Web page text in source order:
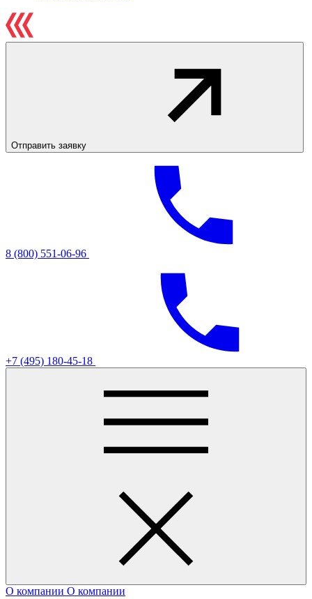
Отправить заявку
8 (800) 551-06-96
+7 (495) 180-45-18
О компании О компании